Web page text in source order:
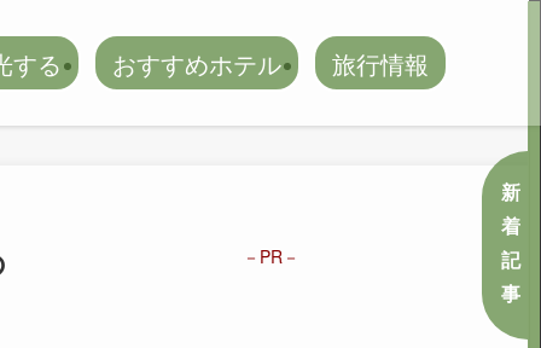
する おすすめホテル 旅行情報
PR
新
着
記
事